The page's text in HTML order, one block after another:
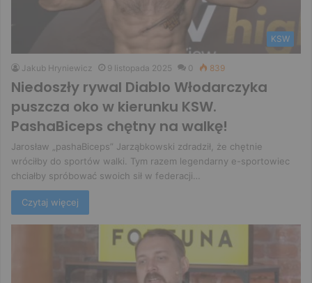
KSW
Jakub Hryniewicz 9 listopada 2025 0 839
Niedoszły rywal Diablo Włodarczyka
puszcza oko w kierunku KSW.
PashaBiceps chętny na walkę!
Jarosław „pashaBiceps” Jarząbkowski zdradził, że chętnie
wróciłby do sportów walki. Tym razem legendarny e-sportowiec
chciałby spróbować swoich sił w federacji…
Czytaj więcej